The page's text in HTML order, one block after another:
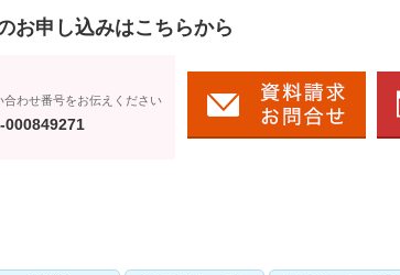
お申し込みはこちらから
合わせ番号をお伝えください
000849271